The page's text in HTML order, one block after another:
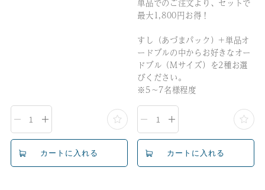
価
格
単品でのご注文より、セットで
最大1,800円お得！
すし（あづまパック）+単品オ
ードブルの中からお好きなオー
ドブル（Mサイズ）を2種お選
びください。
※5〜7名様程度